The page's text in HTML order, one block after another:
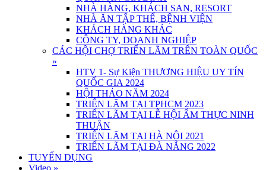
NHÀ HÀNG, KHÁCH SẠN, RESORT
NHÀ ĂN TẬP THỂ, BỆNH VIỆN
KHÁCH HÀNG KHÁC
CÔNG TY, DOANH NGHIỆP
CÁC HỘI CHỢ TRIỂN LÃM TRÊN TOÀN QUỐC
»
HTV 1- Sự Kiện THƯƠNG HIỆU UY TÍN
QUỐC GIA 2024
HỘI THẢO NĂM 2024
TRIỂN LÃM TẠI TPHCM 2023
TRIỂN LÃM TẠI LỄ HỘI ẨM THỰC NINH
THUẬN
TRIỂN LÃM TẠI HÀ NỘI 2021
TRIỂN LÃM TẠI ĐÀ NẴNG 2022
TUYỂN DỤNG
Video »